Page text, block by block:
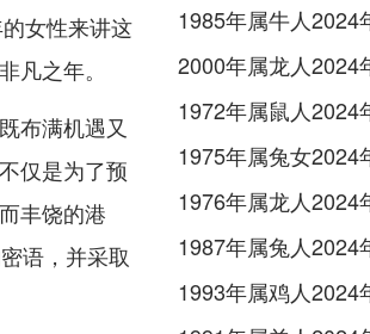
女性来讲这
凡之年。
布满机遇又
仅是为了预
丰饶的港
语，并采取